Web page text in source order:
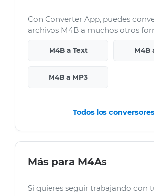
Con Converter App, puedes
archivos M4B a muchos otros
M4B a Text M4B
M4B a MP3
Todos los
Más para M4As
Si quieres seguir trabajando con